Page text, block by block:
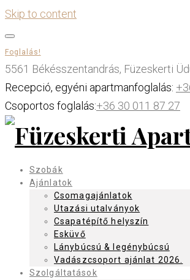
Skip to content
Foglalás!
5561 Békésszentandrás, Füzeskerti
Recepció, egyéni apartmanfoglalás:
Csoportos foglalás:+36 30 011 87 27
Szobák
Ajánlatok
Csomagajánlatok
Utazási utalványok
Csapatépítő helyszín
Esküvő
Lánybúcsú & legénybúcsú
Vadászcsoport ajánlat 2026.
Szolgáltatások